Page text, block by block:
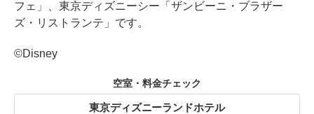
フェ」、東京ディズニーシー「ザンビーニ・ブラザー
ズ・リストランテ」です。
©Disney
空室・料金チェック
東京ディズニーランドホテル